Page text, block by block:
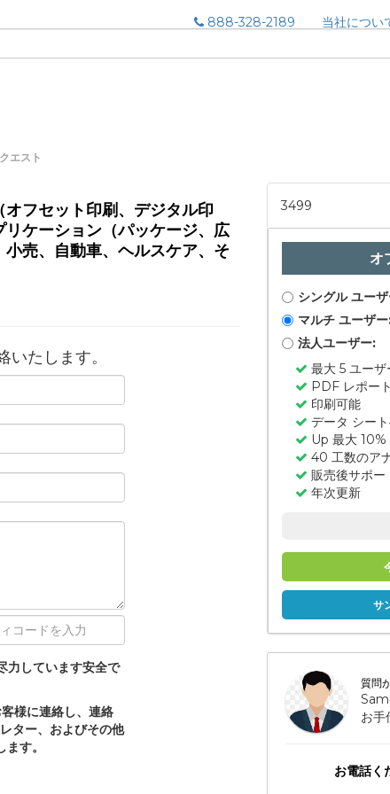
888-328-2189
当社につい
エスト
フセット印刷、デジタル印
ケーション（パッケージ、広
売、自動車、ヘルスケア、そ
たします。
しています安全で
様に連絡し、連絡
ター、およびその他
す。
3499
オ
シングル ユー
マルチ ユーザ
法人ユーザー:
最大 5 ユー
PDF レポー
印刷可能
データ シー
Up 最大 10%
40 工数のア
販売後サポー
年次更新
サ
質問
お手
お電話